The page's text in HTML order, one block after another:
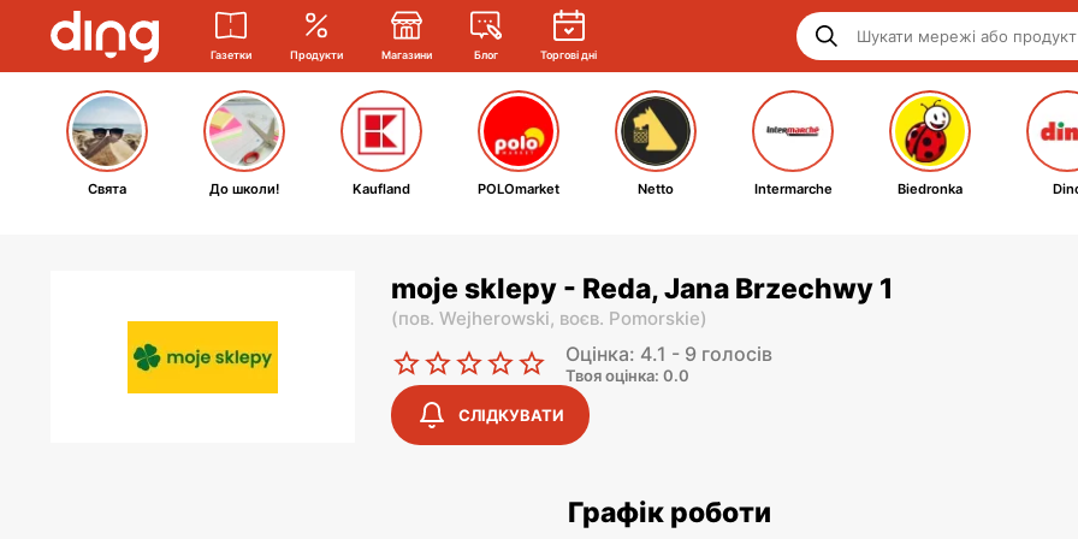
Газетки Продукти Магазини Блог Торгові дні
Свята До школи! Kaufland POLOmarket Netto Intermarche Biedronka
moje sklepy - Reda, Jana Brzechwy 1
(пов. Wejherowski, воєв. Pomorskie)
Оцінка: 4.1 - 9 голосів
Твоя оцінка: 0.0
СЛІДКУВАТИ
Графік роботи